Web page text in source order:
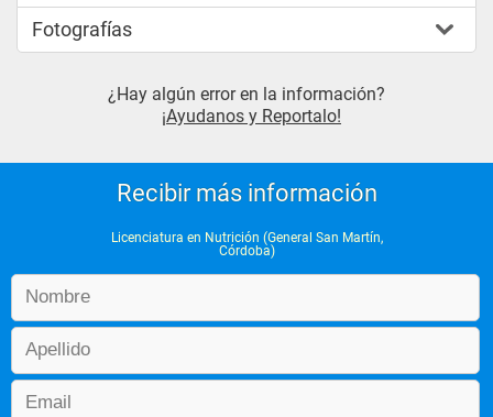
Fotografías
¿Hay algún error en la información?
¡Ayudanos y Reportalo!
Recibir más información
Licenciatura en Nutrición (General San Martín,
Córdoba)